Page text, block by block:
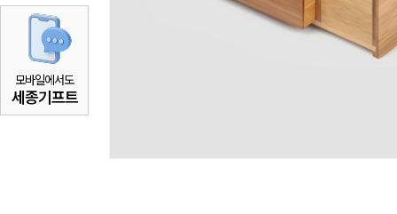
모바일에서도
세종기프트